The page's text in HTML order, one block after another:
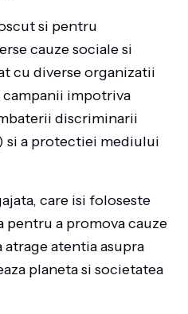
si pentru
cauze sociale si
cu diverse organizatii
impotriva
discriminarii
si a protectiei mediului
care isi foloseste
a promova cauze
atentia asupra
planeta si societatea